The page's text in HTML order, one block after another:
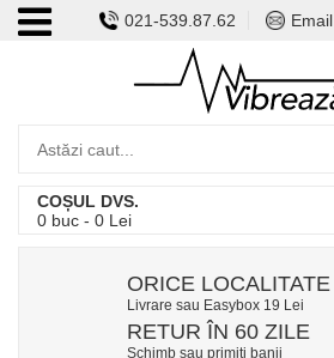
021-539.87.62 Email
COȘUL DVS.
0 buc - 0 Lei
ORICE LOCALITATE
Livrare sau Easybox 19 Lei
RETUR ÎN 60 ZILE
Schimb sau primiți banii